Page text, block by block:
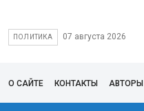
ПОЛИТИКА 07 августа 2026
О САЙТЕ КОНТАКТЫ АВТОРЫ